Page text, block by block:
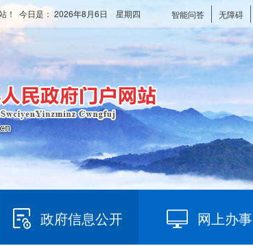
智能问答 无障碍
！ 今日是： 2026年8月6日 星期四
政府信息公开 网上办事